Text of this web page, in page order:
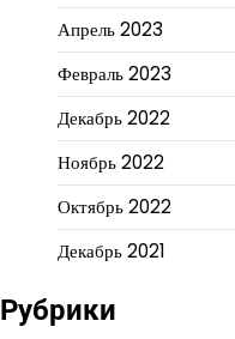
Апрель 2023
Февраль 2023
Декабрь 2022
Ноябрь 2022
Октябрь 2022
Декабрь 2021
Рубрики